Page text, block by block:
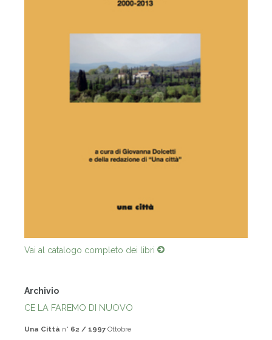
Vai al catalogo completo dei libri
Archivio
CE LA FAREMO DI NUOVO
Una Città n° 62 / 1997 Ottobre